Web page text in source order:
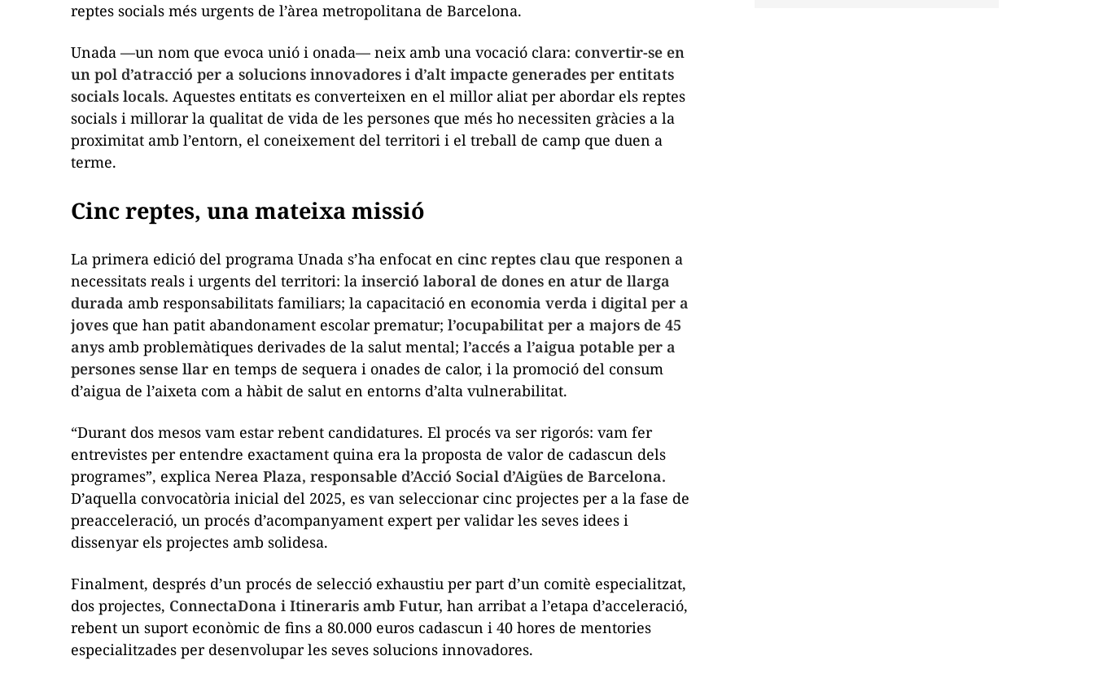
reptes socials més urgents de l’àrea metropolitana de Barcelona.
Unada —un nom que evoca unió i onada— neix amb una vocació clara: convertir-se en
un pol d’atracció per a solucions innovadores i d’alt impacte generades per entitats
socials locals. Aquestes entitats es converteixen en el millor aliat per abordar els reptes
socials i millorar la qualitat de vida de les persones que més ho necessiten gràcies a la
proximitat amb l’entorn, el coneixement del territori i el treball de camp que duen a
terme.
Cinc reptes, una mateixa missió
La primera edició del programa Unada s’ha enfocat en cinc reptes clau que responen a
necessitats reals i urgents del territori: la inserció laboral de dones en atur de llarga
durada amb responsabilitats familiars; la capacitació en economia verda i digital per a
joves que han patit abandonament escolar prematur; l’ocupabilitat per a majors de 45
anys amb problemàtiques derivades de la salut mental; l’accés a l’aigua potable per a
persones sense llar en temps de sequera i onades de calor, i la promoció del consum
d’aigua de l’aixeta com a hàbit de salut en entorns d’alta vulnerabilitat.
“Durant dos mesos vam estar rebent candidatures. El procés va ser rigorós: vam fer
entrevistes per entendre exactament quina era la proposta de valor de cadascun dels
programes”, explica Nerea Plaza, responsable d’Acció Social d’Aigües de Barcelona.
D’aquella convocatòria inicial del 2025, es van seleccionar cinc projectes per a la fase de
preacceleració, un procés d’acompanyament expert per validar les seves idees i
dissenyar els projectes amb solidesa.
Finalment, després d’un procés de selecció exhaustiu per part d’un comitè especialitzat,
dos projectes, ConnectaDona i Itineraris amb Futur, han arribat a l’etapa d’acceleració,
rebent un suport econòmic de fins a 80.000 euros cadascun i 40 hores de mentories
especialitzades per desenvolupar les seves solucions innovadores.